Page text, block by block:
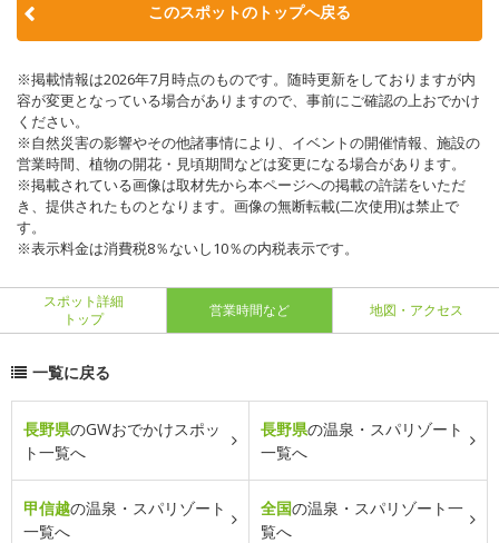
このスポットのトップへ戻る
※掲載情報は2026年7月時点のものです。随時更新をしておりますが内
容が変更となっている場合がありますので、事前にご確認の上おでかけ
ください。
※自然災害の影響やその他諸事情により、イベントの開催情報、施設の
営業時間、植物の開花・見頃期間などは変更になる場合があります。
※掲載されている画像は取材先から本ページへの掲載の許諾をいただ
き、提供されたものとなります。画像の無断転載(二次使用)は禁止で
す。
※表示料金は消費税8％ないし10％の内税表示です。
スポット詳細
トップ
営業時間など 地図・アクセス
一覧に戻る
長野県のGWおでかけスポッ
ト一覧へ
長野県の温泉・スパリゾート
一覧へ
甲信越の温泉・スパリゾート
一覧へ
全国の温泉・スパリゾート一
覧へ